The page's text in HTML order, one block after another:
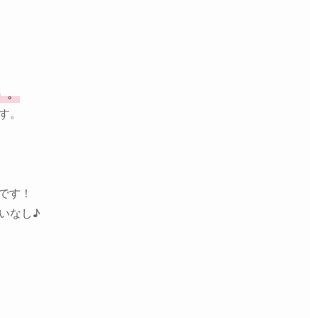
。
す！
なし♪